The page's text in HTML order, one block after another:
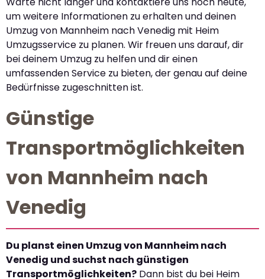
um weitere Informationen zu erhalten und deinen
Umzug von Mannheim nach Venedig mit Heim
Umzugsservice zu planen. Wir freuen uns darauf, dir
bei deinem Umzug zu helfen und dir einen
umfassenden Service zu bieten, der genau auf deine
Bedürfnisse zugeschnitten ist.
Günstige
Transportmöglichkeiten
von Mannheim nach
Venedig
Du planst einen Umzug von Mannheim nach
Venedig und suchst nach günstigen
Transportmöglichkeiten? Dann bist du bei Heim